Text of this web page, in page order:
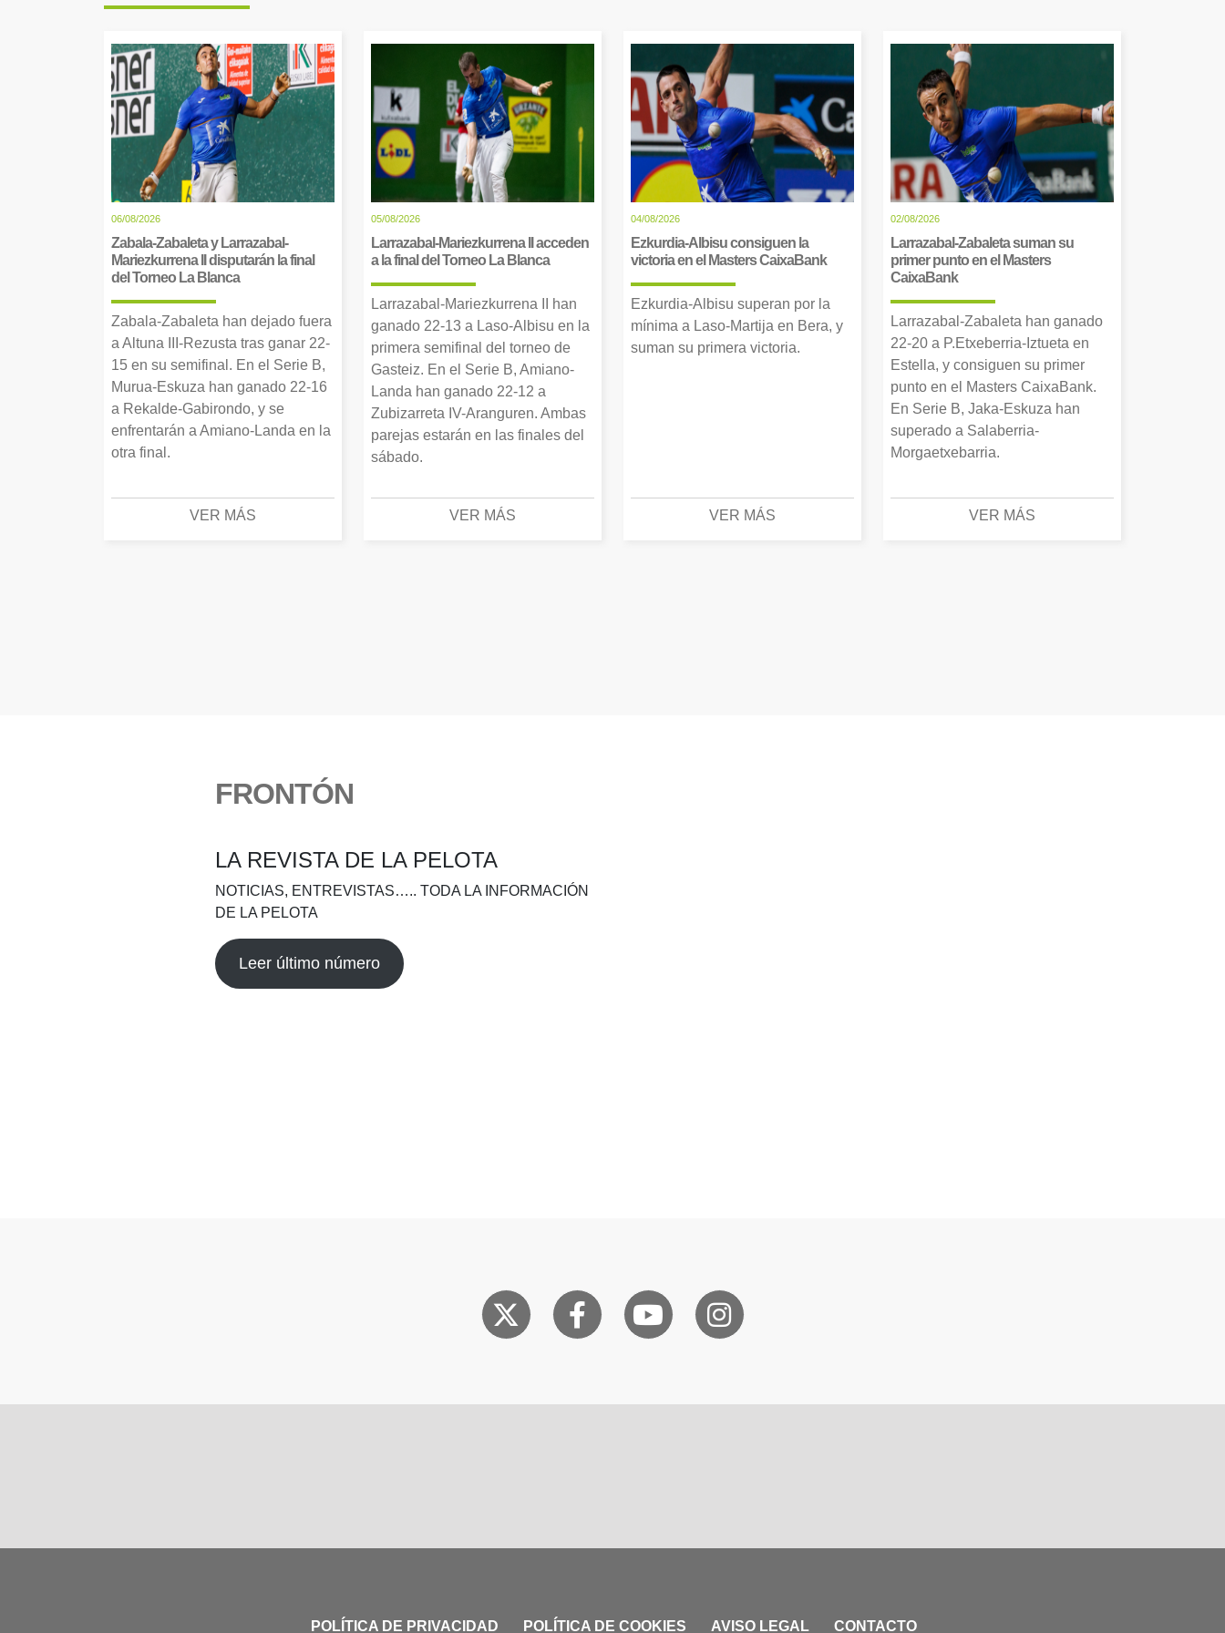
06/08/2026
Zabala-Zabaleta y Larrazabal-
Mariezkurrena II disputarán la final
del Torneo La Blanca
Zabala-Zabaleta han dejado fuera
a Altuna III-Rezusta tras ganar 22-
15 en su semifinal. En el Serie B,
Murua-Eskuza han ganado 22-16
a Rekalde-Gabirondo, y se
enfrentarán a Amiano-Landa en la
otra final.
VER MÁS
05/08/2026
Larrazabal-Mariezkurrena II acceden
a la final del Torneo La Blanca
Larrazabal-Mariezkurrena II han
ganado 22-13 a Laso-Albisu en la
primera semifinal del torneo de
Gasteiz. En el Serie B, Amiano-
Landa han ganado 22-12 a
Zubizarreta IV-Aranguren. Ambas
parejas estarán en las finales del
sábado.
VER MÁS
04/08/2026
Ezkurdia-Albisu consiguen la
victoria en el Masters CaixaBank
Ezkurdia-Albisu superan por la
mínima a Laso-Martija en Bera, y
suman su primera victoria.
VER MÁS
02/08/2026
Larrazabal-Zabaleta suman su
primer punto en el Masters
CaixaBank
Larrazabal-Zabaleta han ganado
22-20 a P.Etxeberria-Iztueta en
Estella, y consiguen su primer
punto en el Masters CaixaBank.
En Serie B, Jaka-Eskuza han
superado a Salaberria-
Morgaetxebarria.
VER MÁS
FRONTÓN
LA REVISTA DE LA PELOTA
NOTICIAS, ENTREVISTAS….. TODA LA INFORMACIÓN
DE LA PELOTA
Leer último número
POLÍTICA DE PRIVACIDAD POLÍTICA DE COOKIES AVISO LEGAL CONTACTO